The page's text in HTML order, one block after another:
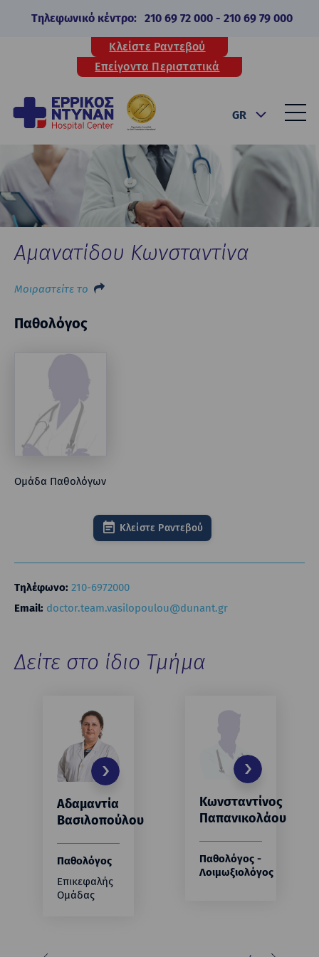
Τηλεφωνικό κέντρο: 210 69 72 000- 210 69 79 000
Κλείστε Ραντεβού
Επείγοντα Περιστατικά
GR
Αμανατίδου Κωνσταντίνα
Μοιραστείτε το
Παθολόγος
Ομάδα Παθολόγων
Κλείστε Ραντεβού
Τηλέφωνο: 210-6972000
Email: doctor.team.vasilopoulou@dunant.gr
Δείτε στο ίδιο Τμήμα
Αδαμαντία
Βασιλοπούλου
Παθολόγος
Επικεφαλής
Ομάδας
Κωνσταντίνος
Παπανικολάου
Παθολόγος -
Λοιμωξιολόγος